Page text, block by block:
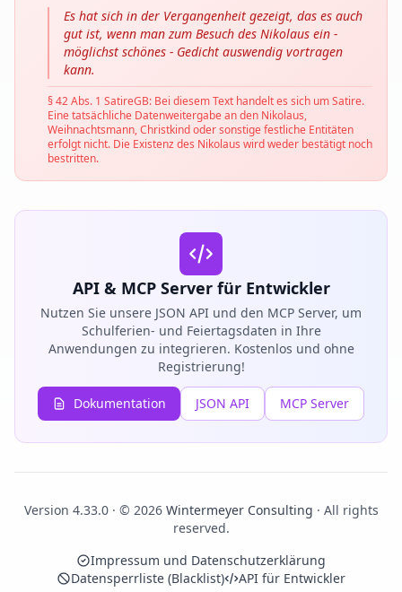
Es hat sich in der Vergangenheit gezeigt, das es auch
gut ist, wenn man zum Besuch des Nikolaus ein -
möglichst schönes - Gedicht auswendig vortragen
kann.
§ 42 Abs. 1 SatireGB: Bei diesem Text handelt es sich um Satire.
Eine tatsächliche Datenweitergabe an den Nikolaus,
Weihnachtsmann, Christkind oder sonstige festliche Entitäten
erfolgt nicht. Die Existenz des Nikolaus wird weder bestätigt noch
bestritten.
API & MCP Server für Entwickler
Nutzen Sie unsere JSON API und den MCP Server, um
Schulferien- und Feiertagsdaten in Ihre
Anwendungen zu integrieren. Kostenlos und ohne
Registrierung!
Dokumentation JSON API MCP Server
Version 4.33.0 · © 2026 Wintermeyer Consulting · All rights
reserved.
Impressum und Datenschutzerklärung
Datensperrliste (Blacklist)
API für Entwickler